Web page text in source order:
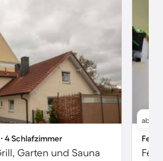
4 Schlafzimmer
Garten und Sauna
ab